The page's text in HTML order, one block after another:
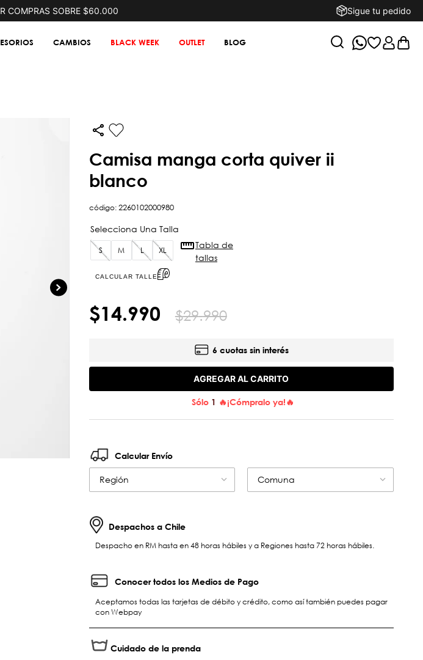
COMPRAS SOBRE $60.000 Sigue tu pedido
CAMBIOS BLACK WEEK OUTLET BLOG
camisa manga corta quiver ii
blanco
código:2260102000980
S M L XL
CALCULAR TALLE
Tabla de
tallas
$14.990 $29.990
6 cuotas sin interés
AGREGAR AL CARRITO
Sólo 1 🔥¡Cómpralo ya!🔥
Calcular Envío
Región Comuna
Despachos a Chile
Despacho en RM hasta en 48 horas hábiles y a Regiones hasta 72 horas hábiles.
Conocer todos los Medios de Pago
Aceptamos todas las tarjetas de débito y crédito, como así también puedes pagar
con Webpay
Cuidado de la prenda